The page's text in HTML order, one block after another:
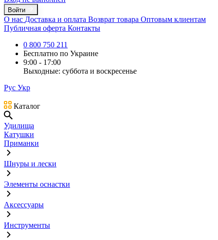
Войти
О нас Доставка и оплата Возврат товара Оптовым клиентам
Публичная оферта Контакты
0 800 750 211
Бесплатно по Украине
9:00 - 17:00
Выходные: суббота и воскресенье
Рус Укр
Каталог
Удилища
Катушки
Приманки
Шнуры и лески
Элементы оснастки
Аксессуары
Инструменты